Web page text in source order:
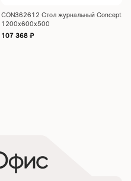
CON362612 Стол журнальный Concept
1200x600x500
107 368 ₽